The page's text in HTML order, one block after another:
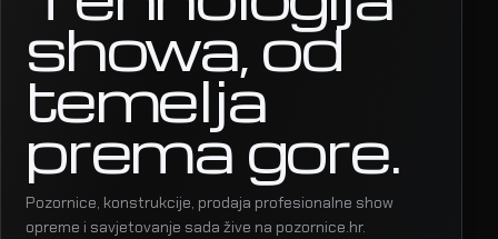
showa, od
temelja
prema gore.
Pozornice, konstrukcije, prodaja profesionalne show
opreme i savjetovanje sada žive na pozornice.hr.